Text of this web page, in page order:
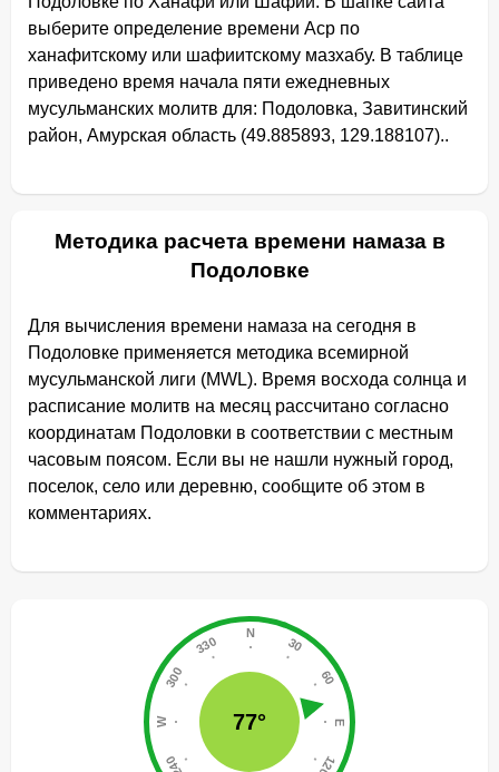
выберите определение времени Аср по
ханафитскому или шафиитскому мазхабу. В таблице
приведено время начала пяти ежедневных
мусульманских молитв для: Подоловка, Завитинский
район, Амурская область (49.885893, 129.188107)..
Методика расчета времени намаза в
Подоловке
Для вычисления времени намаза на сегодня в
Подоловке применяется методика всемирной
мусульманской лиги (MWL). Время восхода солнца и
расписание молитв на месяц рассчитано согласно
координатам Подоловки в соответствии с местным
часовым поясом. Если вы не нашли нужный город,
поселок, село или деревню, сообщите об этом в
комментариях.
77°